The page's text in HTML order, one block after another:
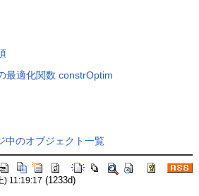
最適化関数 constrOptim
中のオブジェクト一覧
) 11:19:17 (1233d)